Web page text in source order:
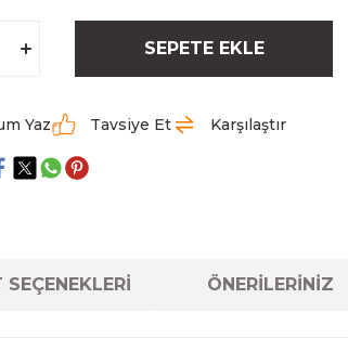
SEPETE EKLE
Yaz Tavsiye Et Karşılaştır
ÖNERİLERİNİZ